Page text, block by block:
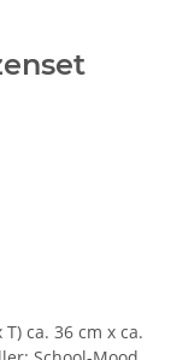
ca. 36 cm x ca.